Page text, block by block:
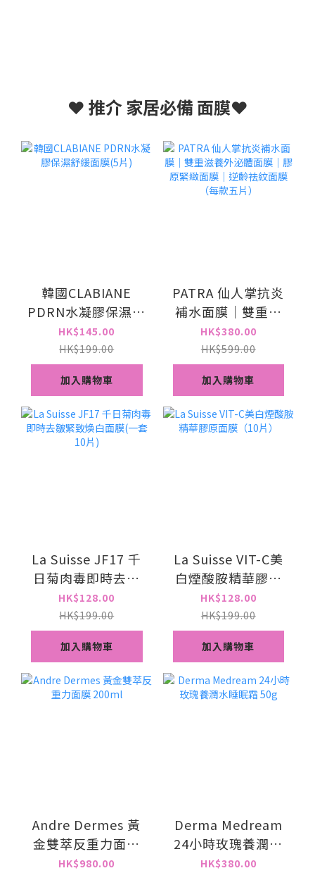
❤️ 推介 家居必備 面膜❤️
韓國CLABIANE
PDRN水凝膠保濕舒
緩面膜(5片)
HK$145.00
HK$199.00
加入購物車
PATRA 仙人掌抗炎
補水面膜｜雙重滋
養外泌體面膜｜膠
原緊緻面膜｜逆齡
祛紋面膜 （每款五
片）
HK$380.00
HK$599.00
加入購物車
La Suisse JF17 千
日菊肉毒即時去皺
緊致煥白面膜(一套
10片)
HK$128.00
HK$199.00
加入購物車
La Suisse VIT-C美
白煙酸胺精華膠原
面膜️（10片）
HK$128.00
HK$199.00
加入購物車
Andre Dermes 黃
金雙萃反重力面膜
200ml
HK$980.00
Derma Medream
24小時玫瑰養潤水
睡眠霜 50g
HK$380.00